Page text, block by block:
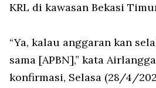
KRL di kawasan Bekasi
“Ya, kalau anggaran kan
sama [APBN],” kata
konfirmasi, Selasa (28/4/